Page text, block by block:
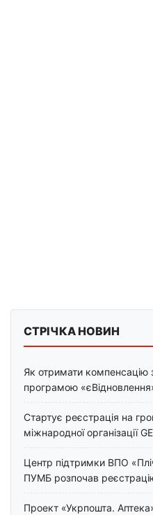
СТРІЧКА НОВИН
Як отримати компенсацію
програмою
Стартує реєстрація на
міжнародної організації
Центр підтримки ВПО
ПУМБ розпочав
Проект «Укрпошта.